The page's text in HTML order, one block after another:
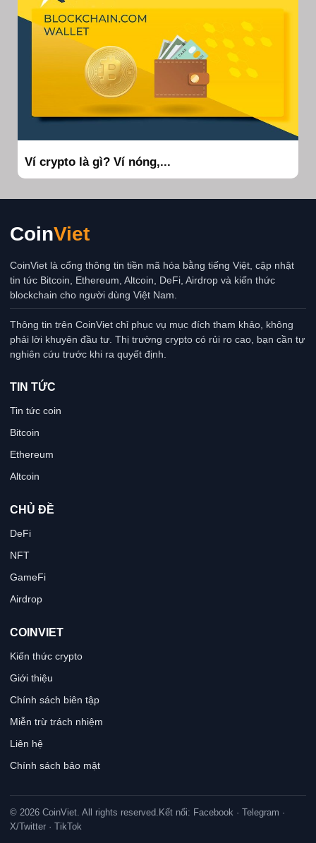
Ví crypto là gì? Ví nóng,...
CoinViet
CoinViet là cổng thông tin tiền mã hóa bằng tiếng Việt, cập nhật
tin tức Bitcoin, Ethereum, Altcoin, DeFi, Airdrop và kiến thức
blockchain cho người dùng Việt Nam.
Thông tin trên CoinViet chỉ phục vụ mục đích tham khảo, không
phải lời khuyên đầu tư. Thị trường crypto có rủi ro cao, bạn cần tự
nghiên cứu trước khi ra quyết định.
TIN TỨC
Tin tức coin
Bitcoin
Ethereum
Altcoin
CHỦ ĐỀ
DeFi
NFT
GameFi
Airdrop
COINVIET
Kiến thức crypto
Giới thiệu
Chính sách biên tập
Miễn trừ trách nhiệm
Liên hệ
Chính sách bảo mật
© 2026 CoinViet. All rights reserved. Kết nối: Facebook · Telegram ·
X/Twitter · TikTok